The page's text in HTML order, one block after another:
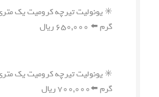
گرم ⬅️ ۶۵۰,۰۰۰ ریال
گرم ⬅️۷۰۰,۰۰۰ ریال